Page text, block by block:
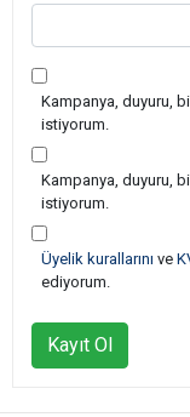
Kampanya, duyuru,
istiyorum.
Kampanya, duyuru,
istiyorum.
Üyelik kurallarını ve
ediyorum.
Kayıt Ol